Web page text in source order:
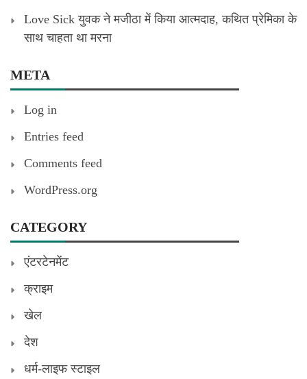
Love Sick युवक ने मजीठा में किया आत्मदाह, कथित प्रेमिका के
साथ चाहता था मरना
META
Log in
Entries feed
Comments feed
WordPress.org
CATEGORY
एंटरटेनमेंट
क्राइम
खेल
देश
धर्म-लाइफ स्टाइल